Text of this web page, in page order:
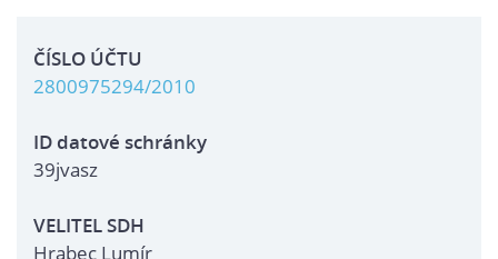
ČÍSLO ÚČTU
2800975294/2010
ID datové schránky
39jvasz
VELITEL SDH
Hrabec Lumír